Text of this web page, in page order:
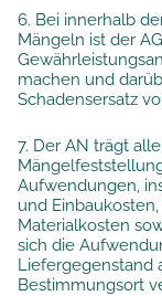
6. Bei innerhalb
Mängeln ist der
machen und
Schadensersatz
7. Der AN trägt
Aufwendungen,
und
Materialkosten
sich die
Liefergegenstand
Bestimmungsort